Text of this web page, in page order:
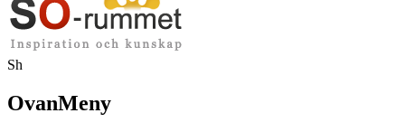
Sh
OvanMeny